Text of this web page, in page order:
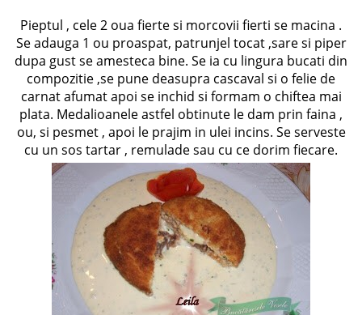
Pieptul , cele 2 oua fierte si morcovii fierti se macina .
Se adauga 1 ou proaspat, patrunjel tocat ,sare si piper
dupa gust se amesteca bine. Se ia cu lingura bucati din
compozitie ,se pune deasupra cascaval si o felie de
carnat afumat apoi se inchid si formam o chiftea mai
plata. Medalioanele astfel obtinute le dam prin faina ,
ou, si pesmet , apoi le prajim in ulei incins. Se serveste
cu un sos tartar , remulade sau cu ce dorim fiecare.